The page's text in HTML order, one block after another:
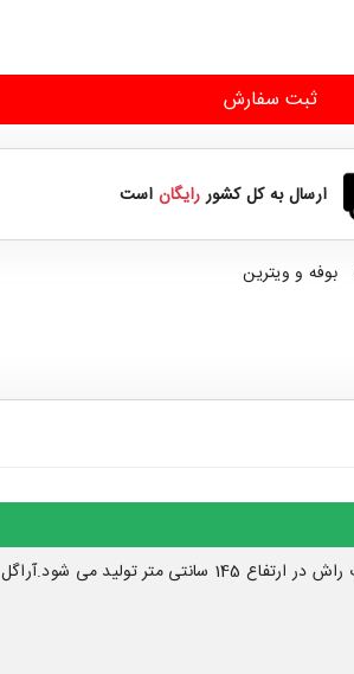
ثبت سفارش
ارسال به کل کشوررایگان است
بوفه و ویترین
بسیار مناسب است. این بوفه از چوب راش در ارتفاع 145 سانتی متر تولید می شود.آراگل